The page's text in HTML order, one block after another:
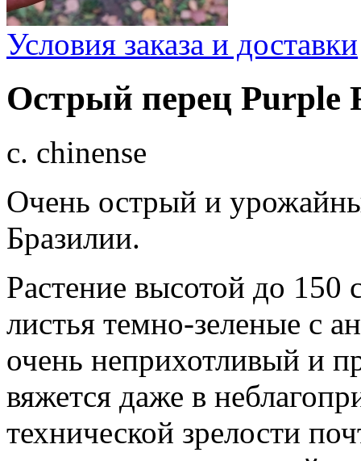
Условия заказа и доставки
Острый перец Purple
c. chinense
Очень острый и
Бразилии.
Растение высотой до 150
листья темно-зеленые с
очень неприхотливый и
вяжется даже в
технической зрелости